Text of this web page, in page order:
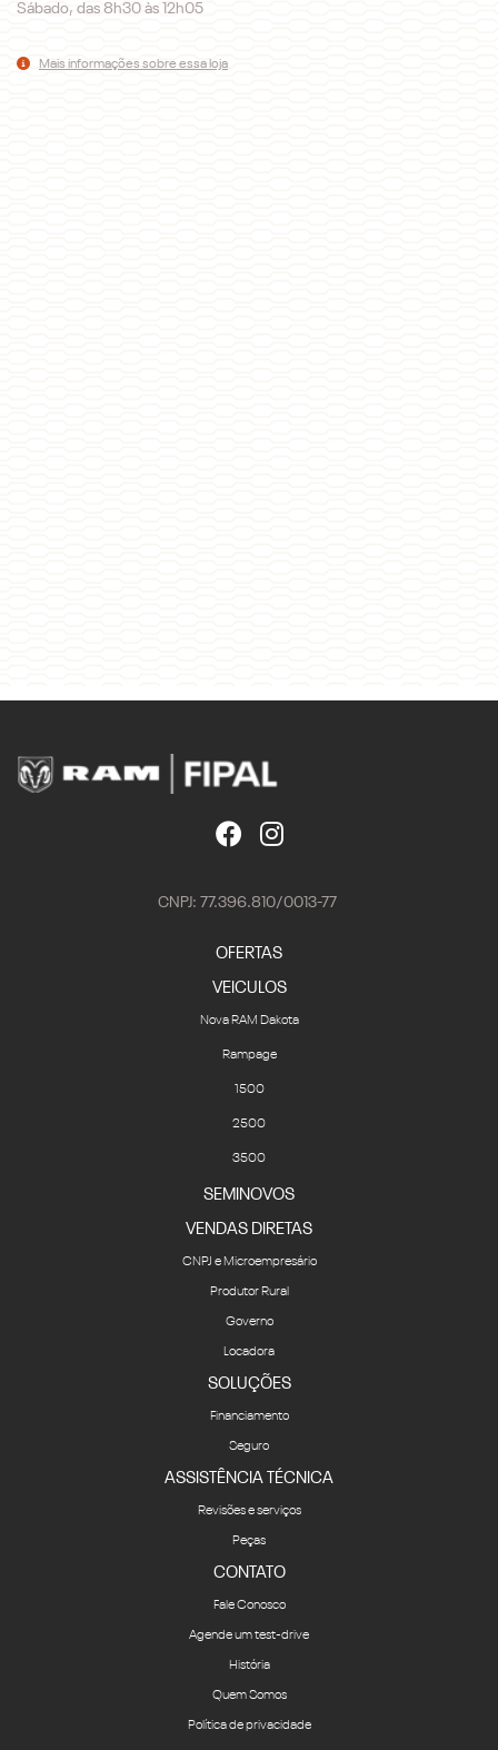
Sábado, das 8h30 às 12h05
Mais informações sobre essa loja
CNPJ: 77.396.810/0013-77
OFERTAS
VEICULOS
Nova RAM Dakota
Rampage
1500
2500
3500
SEMINOVOS
VENDAS DIRETAS
CNPJ e Microempresário
Produtor Rural
Governo
Locadora
SOLUÇÕES
Financiamento
Seguro
ASSISTÊNCIA TÉCNICA
Revisões e serviços
Peças
CONTATO
Fale Conosco
Agende um test-drive
História
Quem Somos
Política de privacidade